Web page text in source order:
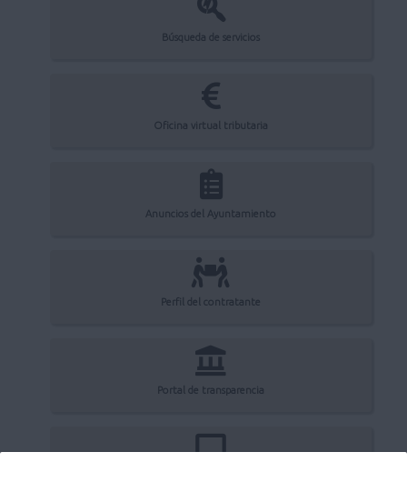
Búsqueda de servicios
Oficina virtual tributaria
Anuncios del Ayuntamiento
Perfil del contratante
Portal de transparencia